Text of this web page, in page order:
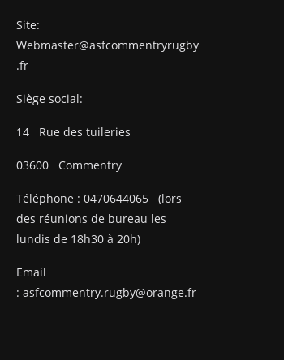
Site:
Webmaster@asfcommentryrugby
.fr
Siège social:
14 Rue des tuileries
03600 Commentry
Téléphone : 0470644065
(lors
des réunions de bureau les
lundis de 18h30 à 20h)
Email
: asfcommentry.rugby@orange.fr